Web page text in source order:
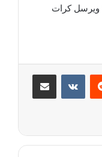
ويرسل كرات